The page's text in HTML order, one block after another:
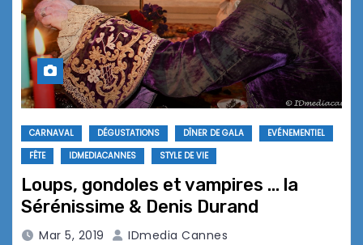
CARNAVAL DÉGUSTATIONS DÎNER DE GALA
EVÉNEMENTIEL
FÊTE
IDMEDIACANNES STYLE DE VIE
Loups, gondoles et vampires … la
Sérénissime & Denis Durand
Mar 5, 2019 IDmedia Cannes